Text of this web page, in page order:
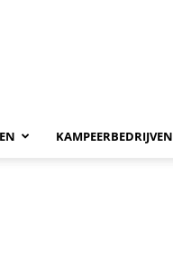
KAMPEERBEDRIJVEN